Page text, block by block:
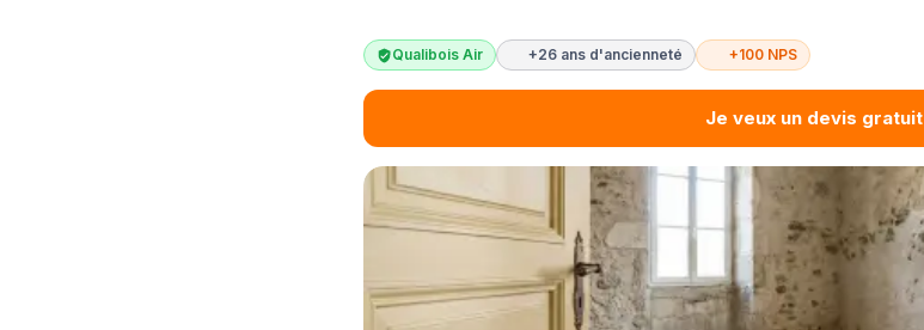
Qualibois Air +26 ans d'ancienneté +100 NPS
Je veux un devis gratuit